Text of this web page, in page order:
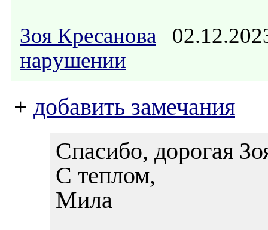
Зоя Кресанова
нарушении
+ добавить замечания
Спасибо, дорогая
С теплом,
Мила